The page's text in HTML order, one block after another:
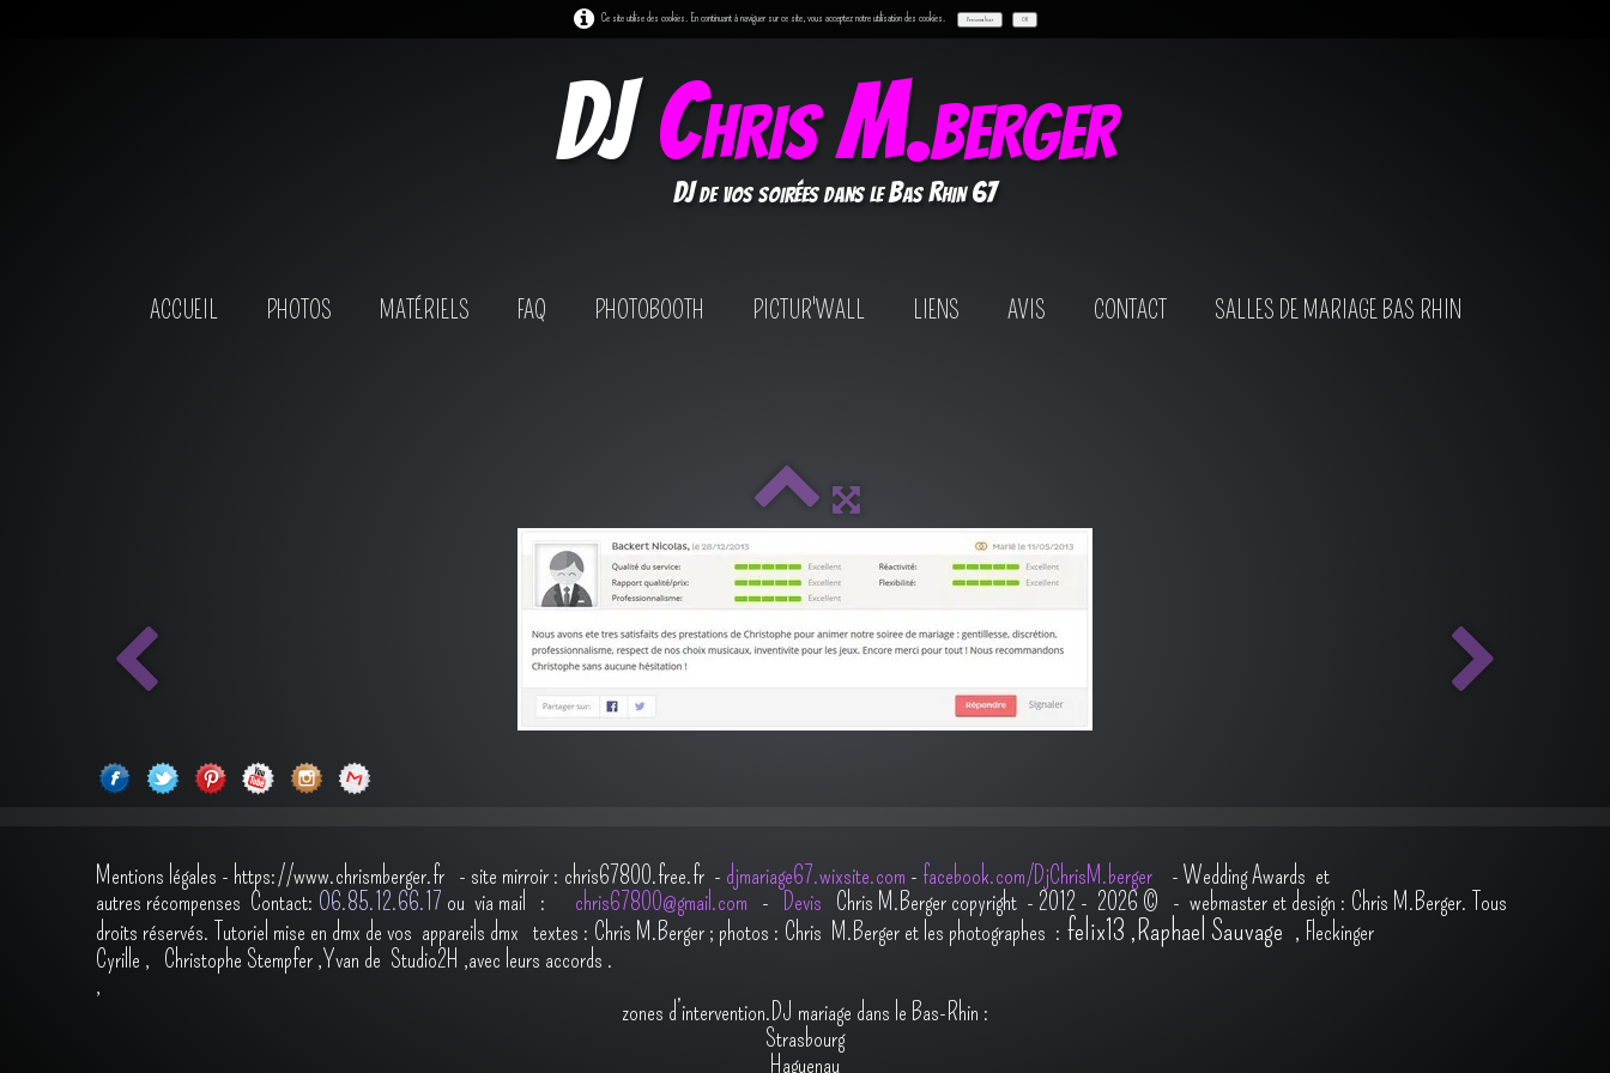
Ce site utilise des cookies. En continuant à naviguer sur ce site, vous acceptez notre utilisation des cookies. Personnaliser OK
DJChris M.berger
DJ de vos soirées dans le Bas Rhin 67
ACCUEIL PHOTOS MATÉRIELS FAQ PHOTOBOOTH PICTUR'WALL LIENS AVIS CONTACT SALLES DE MARIAGE BAS RHIN
Mentions légales - https://www.chrismberger.fr - site mirroir : chris67800.free.fr - djmariage67.wixsite.com - facebook.com/DjChrisM.berger - Wedding Awards et
autres récompenses Contact: O6.85.12.66.17 ou via mail : chris67800@gmail.com - Devis Chris M.Berger copyright - 2012 - 2026 © - webmaster et design : Chris M.Berger. Tous
droits réservés. Tutoriel mise en dmx de vos appareils dmx textes : Chris M.Berger ; photos : Chris M.Berger et les photographes : felix13 ,Raphael Sauvage , Fleckinger
Cyrille , Christophe Stempfer ,Yvan de Studio2H ,avec leurs accords .
,
zones d’intervention.DJ mariage dans le Bas-Rhin :
Strasbourg
Haguenau